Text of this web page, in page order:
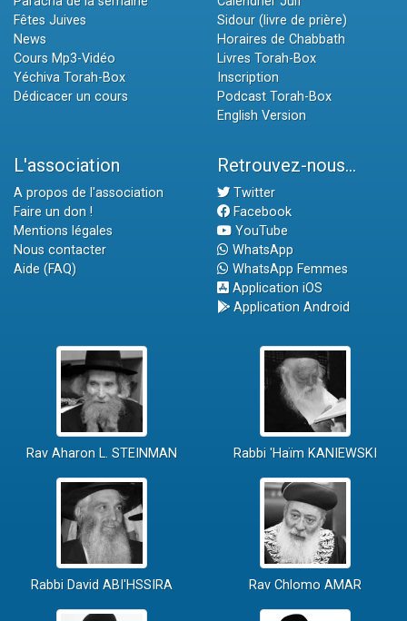
Fêtes Juives
News
Cours Mp3-Vidéo
Yéchiva Torah-Box
Dédicacer un cours
Sidour (livre de prière)
Horaires de Chabbath
Livres Torah-Box
Inscription
Podcast Torah-Box
English Version
L'association
A propos de l'association
Faire un don !
Mentions légales
Nous contacter
Aide (FAQ)
Retrouvez-nous...
Twitter
Facebook
YouTube
WhatsApp
WhatsApp Femmes
Application iOS
Application Android
Rav Aharon L. STEINMAN Rabbi 'Haïm KANIEWSKI
Rabbi David ABI'HSSIRA Rav Chlomo AMAR